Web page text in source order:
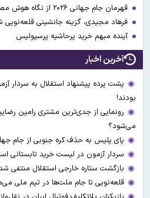
قهرمان جام جهانی ۲۰۲۶ از نگاه هوش مصنوعی / آرژانتین یا اسپانیا؟
فرهاد مجیدی، گزینه جانشینی قلعه‌نویی
آینده مبهم خرید پرحاشیه پرسپولیس
آخرین اخبار
پشت پرده پیشنهاد استقلال به سردار
بودند!
رونمایی از جدی‌ترین مشتری رامین
می‌شود؟
پای پلیس به حذف کره جنوبی از جام
سردار آزمون در لیست خرید تابستانی
بازگشت ستاره خارجی استقلال منتفی
قلعه‌نویی تا جام ملت‌ها در تیم ملی